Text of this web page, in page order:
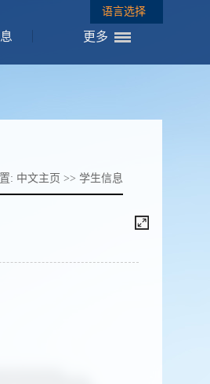
语言选择
更多
: 中文主页 >> 学生信息